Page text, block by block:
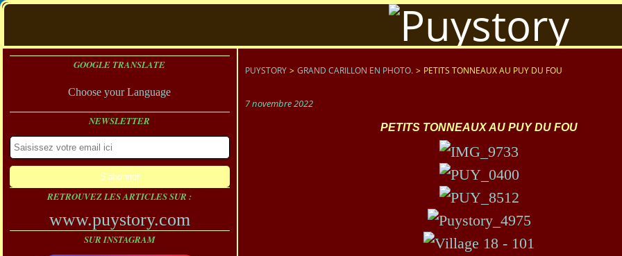
GOOGLE TRANSLATE
Choose your Language
NEWSLETTER
RETROUVEZ LES ARTICLES SUR :
www.puystory.com
SUR INSTAGRAM
PUYSTORY > GRAND CARILLON EN PHOTO. > PETITS TONNEAUX AU PUY DU FOU
7 novembre 2022
PETITS TONNEAUX AU PUY DU FOU